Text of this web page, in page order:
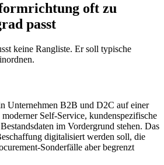
oft zu
passt
keine Rangliste. Er soll typische
Unternehmen B2B und D2C auf einer
Self-Service, kundenspezifische
im Vordergrund stehen. Das
digitalisiert werden soll, die
Sonderfälle aber begrenzt